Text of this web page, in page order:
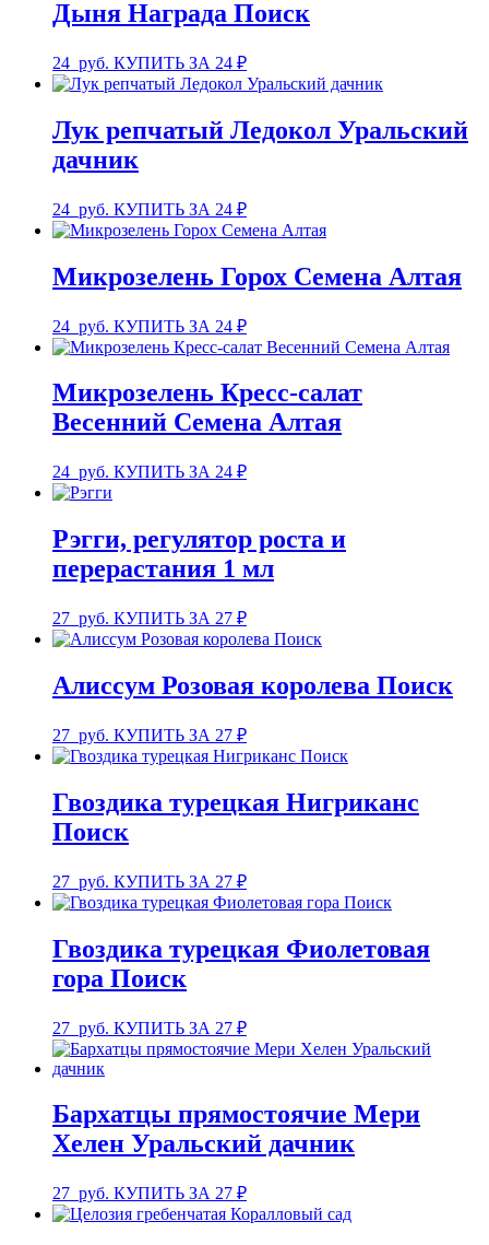
Дыня Награда Поиск
24 руб. КУПИТЬ ЗА 24 ₽
Лук репчатый Ледокол Уральский
дачник
24 руб. КУПИТЬ ЗА 24 ₽
Микрозелень Горох Семена Алтая
24 руб. КУПИТЬ ЗА 24 ₽
Микрозелень Кресс-салат
Весенний Семена Алтая
24 руб. КУПИТЬ ЗА 24 ₽
Рэгги, регулятор роста и
перерастания 1 мл
27 руб. КУПИТЬ ЗА 27 ₽
Алиссум Розовая королева Поиск
27 руб. КУПИТЬ ЗА 27 ₽
Гвоздика турецкая Нигриканс
Поиск
27 руб. КУПИТЬ ЗА 27 ₽
Гвоздика турецкая Фиолетовая
гора Поиск
27 руб. КУПИТЬ ЗА 27 ₽
Бархатцы прямостоячие Мери
Хелен Уральский дачник
27 руб. КУПИТЬ ЗА 27 ₽